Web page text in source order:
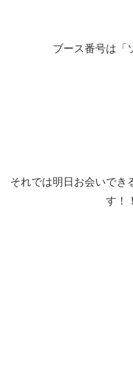
ブース番号は「
それでは明日お会いでき
す！